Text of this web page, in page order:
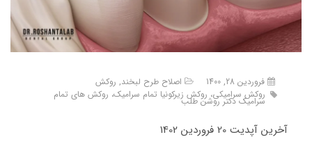
فروردین 28, 1400 اصلاح طرح لبخند, روکش
روکش سرامیکی، روکش زیرکونیا تمام سرامیک، روکش های تمام
سرامیک دکتر روشن طلب
آخرین آپدیت 20 فروردین 1402